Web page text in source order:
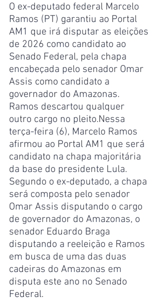
O ex-deputado federal Marcelo
Ramos (PT) garantiu ao Portal
AM1 que irá disputar as eleições
de 2026 como candidato ao
Senado Federal, pela chapa
encabeçada pelo senador Omar
Assis como candidato a
governador do Amazonas.
Ramos descartou qualquer
outro cargo no pleito.Nessa
terça-feira (6), Marcelo Ramos
afirmou ao Portal AM1 que será
candidato na chapa majoritária
da base do presidente Lula.
Segundo o ex-deputado, a chapa
será composta pelo senador
Omar Assis disputando o cargo
de governador do Amazonas, o
senador Eduardo Braga
disputando a reeleição e Ramos
em busca de uma das duas
cadeiras do Amazonas em
disputa este ano no Senado
Federal.